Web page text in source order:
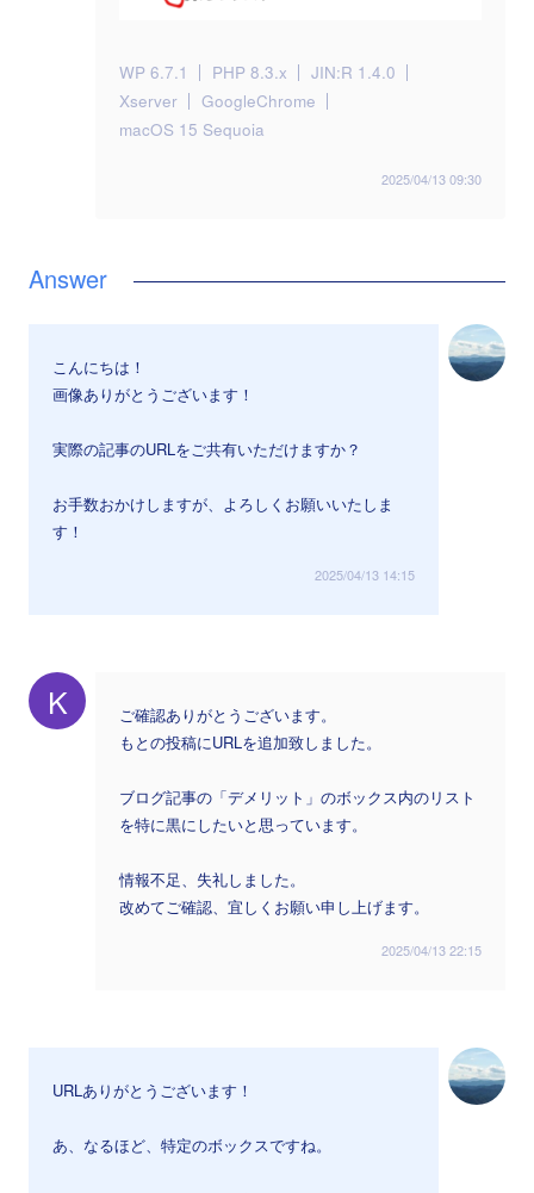
WP 6.7.1 PHP 8.3.x
JIN:R 1.4.0
Xserver
GoogleChrome
macOS 15 Sequoia
2025/04/13 09:30
こんにちは！
画像ありがとうございます！
実際の記事のURLをご共有いただけますか？
お手数おかけしますが、よろしくお願いいたしま
す！
2025/04/13 14:15
K
ご確認ありがとうございます。
もとの投稿にURLを追加致しました。
ブログ記事の「デメリット」のボックス内のリスト
を特に黒にしたいと思っています。
情報不足、失礼しました。
改めてご確認、宜しくお願い申し上げます。
2025/04/13 22:15
URLありがとうございます！
あ、なるほど、特定のボックスですね。